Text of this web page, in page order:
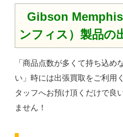
Gibson
ンフィス）製品の
「商品点数が多くて持ち込め
い」時には出張買取をご利用
タッフへお預け頂くだけで良
ません！